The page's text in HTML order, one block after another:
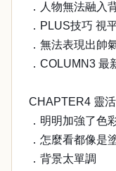
．人物無法融入
．PLUS技巧 視
．無法表現出帥
．COLUMN3 最
CHAPTER4 靈
．明明加強了色
．怎麼看都像是
．背景太單調